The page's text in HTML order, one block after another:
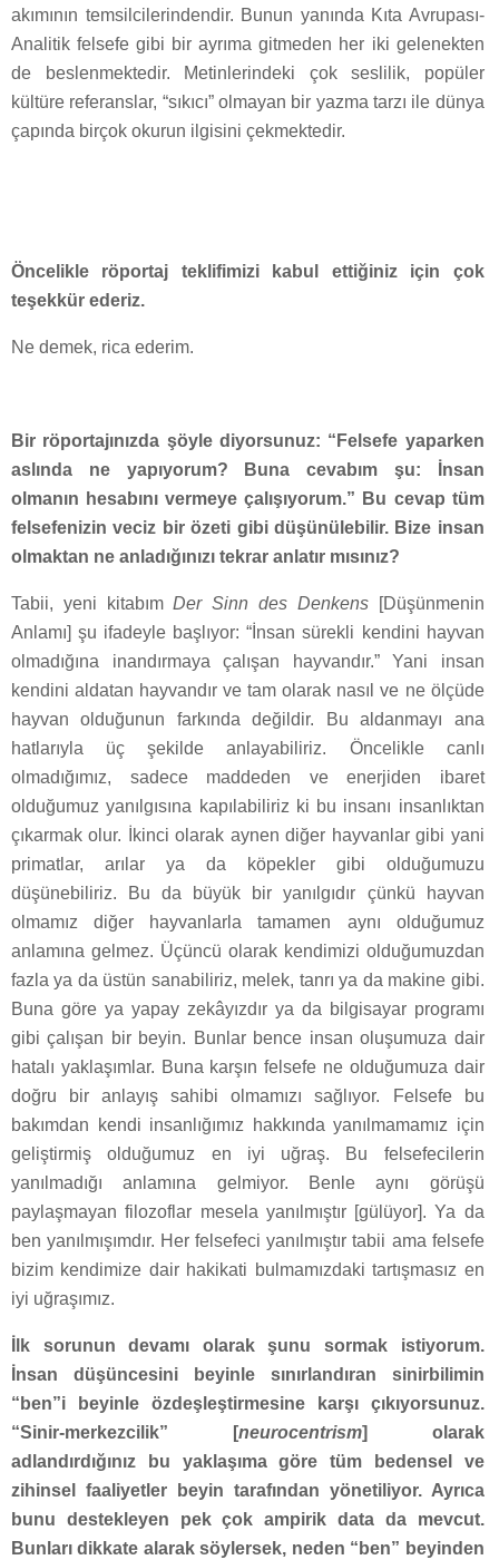
akımının temsilcilerindendir. Bunun yanında Kıta Avrupası-
Analitik felsefe gibi bir ayrıma gitmeden her iki gelenekten
de beslenmektedir. Metinlerindeki çok seslilik, popüler
kültüre referanslar, “sıkıcı” olmayan bir yazma tarzı ile dünya
çapında birçok okurun ilgisini çekmektedir.
Öncelikle röportaj teklifimizi kabul ettiğiniz için çok
teşekkür ederiz.
Ne demek, rica ederim.
Bir röportajınızda şöyle diyorsunuz: “Felsefe yaparken
aslında ne yapıyorum? Buna cevabım şu: İnsan
olmanın hesabını vermeye çalışıyorum.” Bu cevap tüm
felsefenizin veciz bir özeti gibi düşünülebilir. Bize insan
olmaktan ne anladığınızı tekrar anlatır mısınız?
Tabii, yeni kitabımDer Sinn des Denkens[Düşünmenin
Anlamı] şu ifadeyle başlıyor: “İnsan sürekli kendini hayvan
olmadığına inandırmaya çalışan hayvandır.” Yani insan
kendini aldatan hayvandır ve tam olarak nasıl ve ne ölçüde
hayvan olduğunun farkında değildir. Bu aldanmayı ana
hatlarıyla üç şekilde anlayabiliriz. Öncelikle canlı
olmadığımız, sadece maddeden ve enerjiden ibaret
olduğumuz yanılgısına kapılabiliriz ki bu insanı insanlıktan
çıkarmak olur. İkinci olarak aynen diğer hayvanlar gibi yani
primatlar, arılar ya da köpekler gibi olduğumuzu
düşünebiliriz. Bu da büyük bir yanılgıdır çünkü hayvan
olmamız diğer hayvanlarla tamamen aynı olduğumuz
anlamına gelmez. Üçüncü olarak kendimizi olduğumuzdan
fazla ya da üstün sanabiliriz, melek, tanrı ya da makine gibi.
Buna göre ya yapay zekâyızdır ya da bilgisayar programı
gibi çalışan bir beyin. Bunlar bence insan oluşumuza dair
hatalı yaklaşımlar. Buna karşın felsefe ne olduğumuza dair
doğru bir anlayış sahibi olmamızı sağlıyor. Felsefe bu
bakımdan kendi insanlığımız hakkında yanılmamamız için
geliştirmiş olduğumuz en iyi uğraş. Bu felsefecilerin
yanılmadığı anlamına gelmiyor. Benle aynı görüşü
paylaşmayan filozoflar mesela yanılmıştır [gülüyor]. Ya da
ben yanılmışımdır. Her felsefeci yanılmıştır tabii ama felsefe
bizim kendimize dair hakikati bulmamızdaki tartışmasız en
iyi uğraşımız.
İlk sorunun devamı olarak şunu sormak istiyorum.
İnsan düşüncesini beyinle sınırlandıran sinirbilimin
“ben”i beyinle özdeşleştirmesine karşı çıkıyorsunuz.
“Sinir-merkezcilik” [neurocentrism] olarak
adlandırdığınız bu yaklaşıma göre tüm bedensel ve
zihinsel faaliyetler beyin tarafından yönetiliyor. Ayrıca
bunu destekleyen pek çok ampirik data da mevcut.
Bunları dikkate alarak söylersek, neden “ben” beyinden